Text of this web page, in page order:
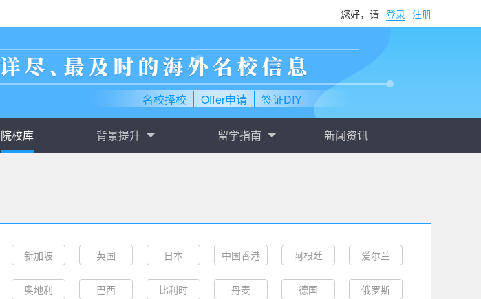
您好，请 登录 注册
名校择校 Offer申请 签证DIY
院校库 背景提升 留学指南 新闻资讯
新加坡 英国 日本 中国香港 阿根廷 爱尔兰
奥地利 巴西 比利时 丹麦 德国 俄罗斯